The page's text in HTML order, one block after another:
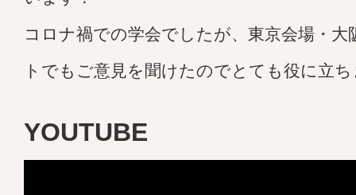
コロナ禍での学会でしたが、東京会場・大
トでもご意見を聞けたのでとても役に立
YOUTUBE